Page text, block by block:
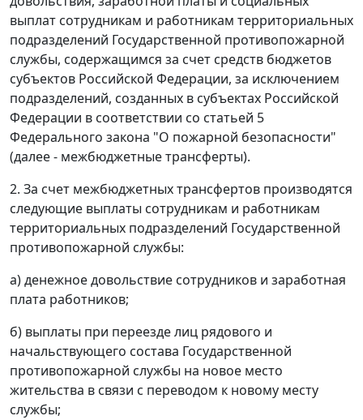
выплат сотрудникам и работникам территориальных
подразделений Государственной противопожарной
службы, содержащимся за счет средств бюджетов
субъектов Российской Федерации, за исключением
подразделений, созданных в субъектах Российской
Федерации в соответствии со статьей 5
Федерального закона "О пожарной безопасности"
(далее - межбюджетные трансферты).
2. За счет межбюджетных трансфертов производятся
следующие выплаты сотрудникам и работникам
территориальных подразделений Государственной
противопожарной службы:
а) денежное довольствие сотрудников и заработная
плата работников;
б) выплаты при переезде лиц рядового и
начальствующего состава Государственной
противопожарной службы на новое место
жительства в связи с переводом к новому месту
службы;